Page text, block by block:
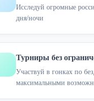
Исследуй огромные
дня/ночи
Турниры без
Участвуй в гонках по
максимальными